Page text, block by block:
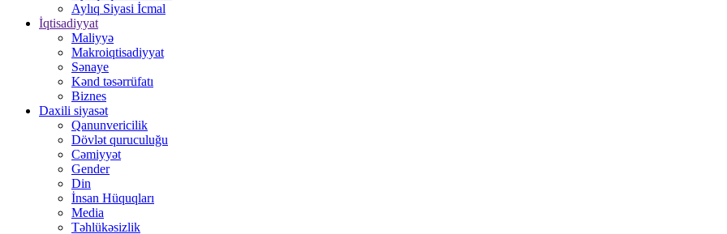
Aylıq Siyasi İcmal
İqtisadiyyat
Maliyyə
Makroiqtisadiyyat
Sənaye
Kənd təsərrüfatı
Biznes
Daxili siyasət
Qanunvericilik
Dövlət quruculuğu
Cəmiyyət
Gender
Din
İnsan Hüquqları
Media
Təhlükəsizlik